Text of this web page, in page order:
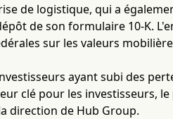
de logistique, qui a
de son formulaire 10-K.
sur les valeurs
ayant subi des
clé pour les investisseurs,
direction de Hub Group.